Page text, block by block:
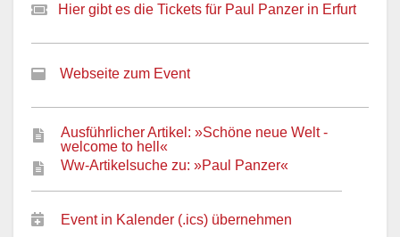
Hier gibt es die Tickets für Paul Panzer in Erfurt
Webseite zum Event
Ausführlicher Artikel: »Schöne neue Welt -
welcome to hell«
Ww-Artikelsuche zu: »Paul Panzer«
Event in Kalender (.ics) übernehmen